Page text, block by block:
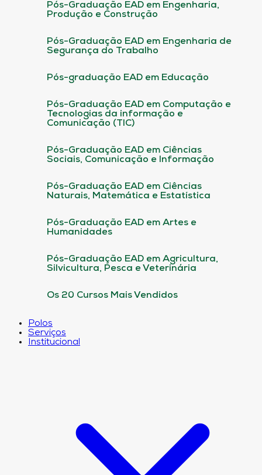
Pós-Graduação EAD em Engenharia,
Produção e Construção
Pós-Graduação EAD em Engenharia de
Segurança do Trabalho
Pós-graduação EAD em Educação
Pós-Graduação EAD em Computação e
Tecnologias da informação e
Comunicação (TIC)
Pós-Graduação EAD em Ciências
Sociais, Comunicação e Informação
Pós-Graduação EAD em Ciências
Naturais, Matemática e Estatística
Pós-Graduação EAD em Artes e
Humanidades
Pós-Graduação EAD em Agricultura,
Silvicultura, Pesca e Veterinária
Os 20 Cursos Mais Vendidos
Polos
Serviços
Institucional